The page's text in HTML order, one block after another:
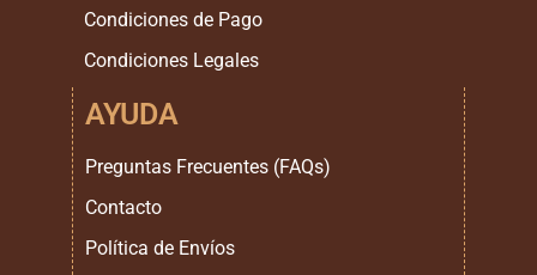
Condiciones de Pago
Condiciones Legales
AYUDA
Preguntas Frecuentes (FAQs)
Contacto
Política de Envíos